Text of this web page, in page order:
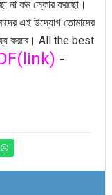
না কম স্কোর করছো।
এই উদ্যোগ তোমাদের
করবে। All the best
-